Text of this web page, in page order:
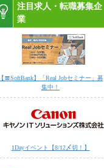
注目求人・転職募集企
業
【〓SoftBank】「Real Jobセミナー」募
集中！
1Dayイベント【8/12〆切！】